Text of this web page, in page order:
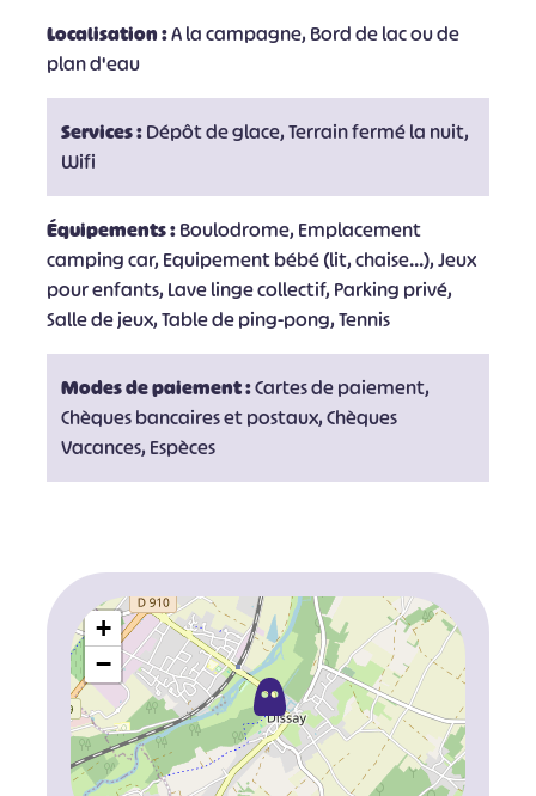
Localisation :A la campagne, Bord de lac ou de
plan d'eau
Services :Dépôt de glace, Terrain fermé la nuit,
Wifi
Équipements :Boulodrome, Emplacement
camping car, Equipement bébé (lit, chaise...), Jeux
pour enfants, Lave linge collectif, Parking privé,
Salle de jeux, Table de ping-pong, Tennis
Modes de paiement :Cartes de paiement,
Chèques bancaires et postaux, Chèques
Vacances, Espèces
+
−